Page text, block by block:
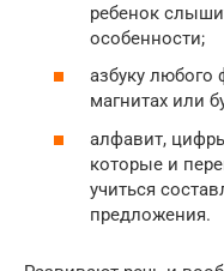
ребенок
особенности;
азбуку любого
магнитах или
алфавит,
которые и
учиться
предложения.